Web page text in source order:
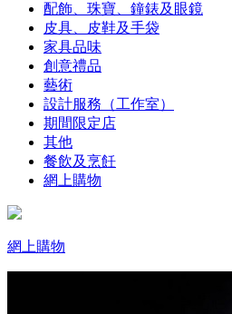
配飾、珠寶、鐘錶及眼鏡
皮具、皮鞋及手袋
家具品味
創意禮品
藝術
設計服務（工作室）
期間限定店
其他
餐飲及烹飪
網上購物
網上購物